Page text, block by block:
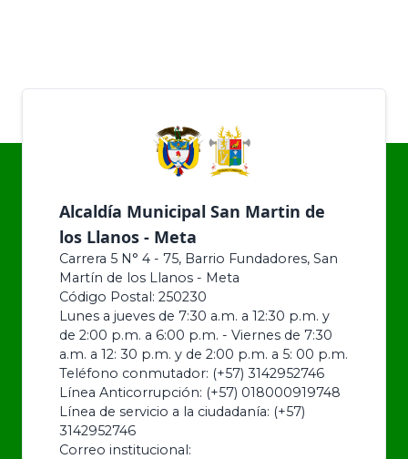
Alcaldía Municipal San Martin de
los Llanos - Meta
Carrera 5 N° 4 - 75, Barrio Fundadores, San
Martín de los Llanos - Meta
Código Postal: 250230
Lunes a jueves de 7:30 a.m. a 12:30 p.m. y
de 2:00 p.m. a 6:00 p.m. - Viernes de 7:30
a.m. a 12: 30 p.m. y de 2:00 p.m. a 5: 00 p.m.
Teléfono conmutador: (+57) 3142952746
Línea Anticorrupción: (+57) 018000919748
Línea de servicio a la ciudadanía: (+57)
3142952746
Correo institucional: